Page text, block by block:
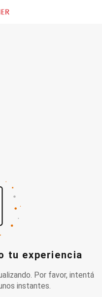
tu experiencia
Por favor, intentá
instantes.